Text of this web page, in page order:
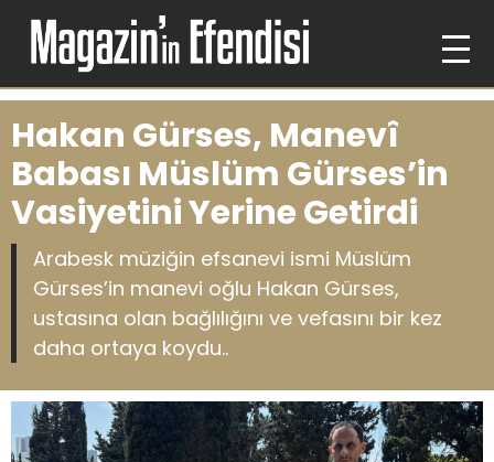
Hakan Gürses, Manevî
Babası Müslüm Gürses’in
Vasiyetini Yerine Getirdi
Arabesk müziğin efsanevi ismi Müslüm
Gürses’in manevi oğlu Hakan Gürses,
ustasına olan bağlılığını ve vefasını bir kez
daha ortaya koydu..